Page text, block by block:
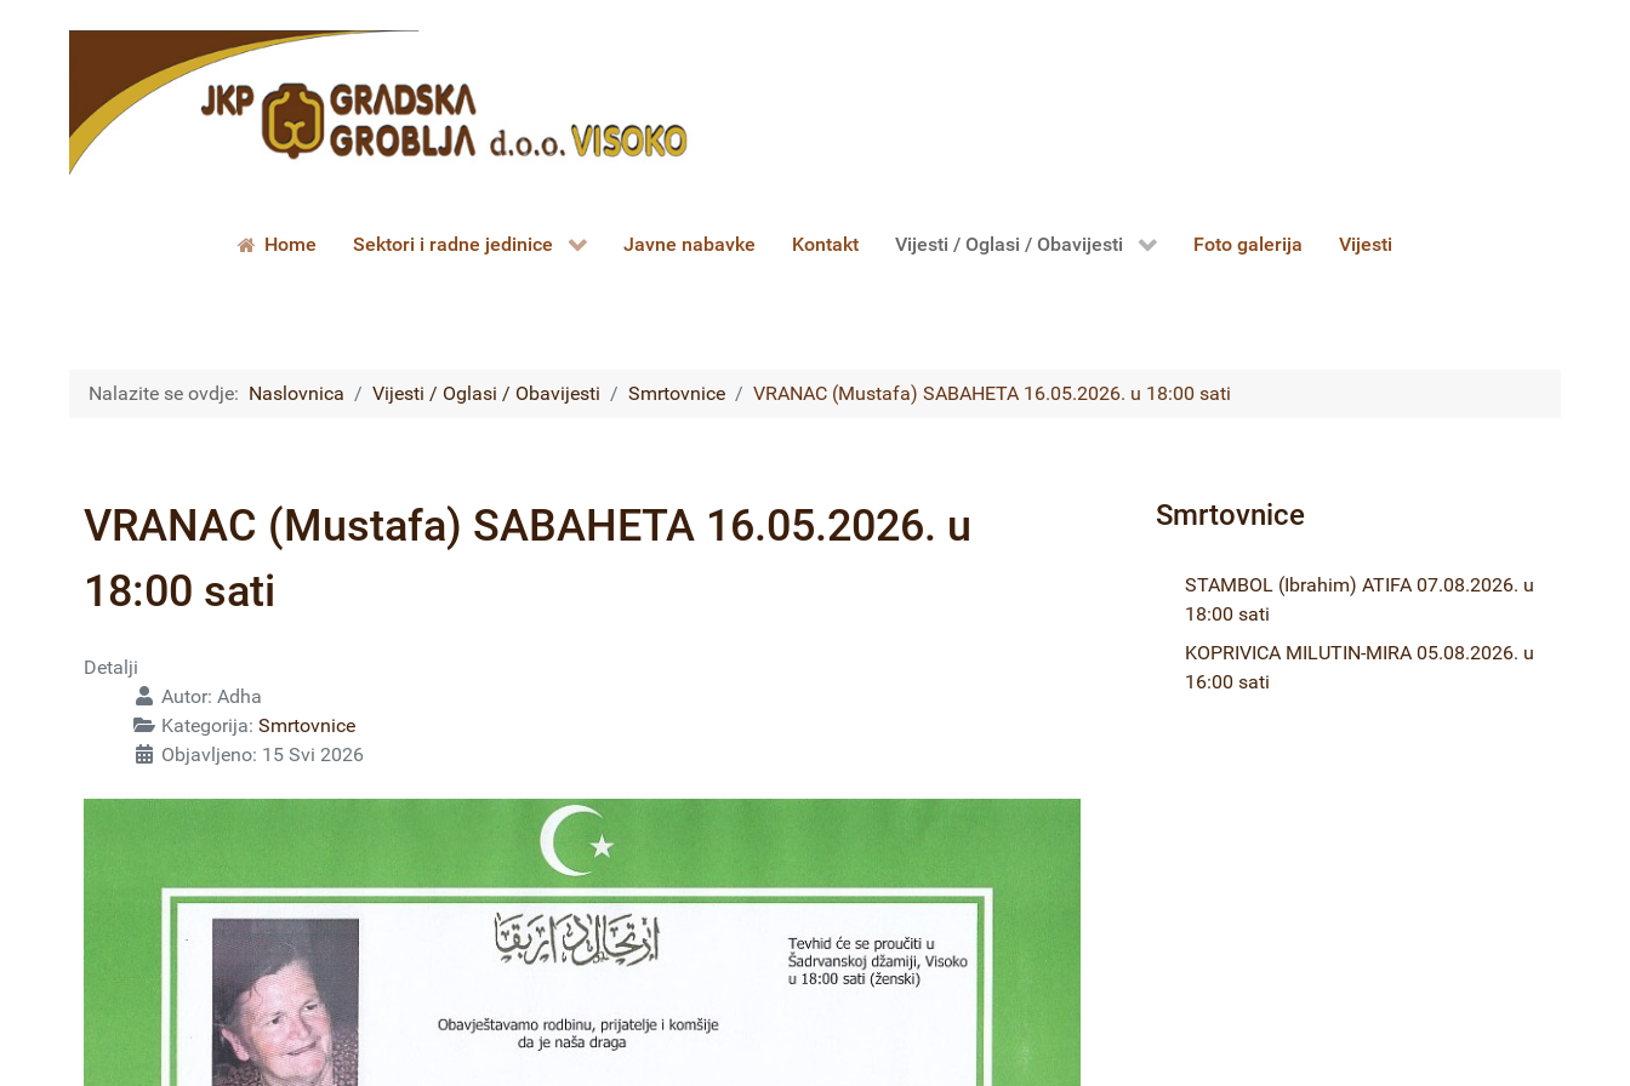
Home Sektori i radne jedinice Javne nabavke Kontakt Vijesti / Oglasi / Obavijesti Foto galerija Vijesti
Nalazite se ovdje: Naslovnica Vijesti / Oglasi / Obavijesti Smrtovnice VRANAC (Mustafa) SABAHETA 16.05.2026. u 18:00 sati
VRANAC (Mustafa) SABAHETA 16.05.2026. u
18:00 sati
Detalji
Autor: Adha
Kategorija: Smrtovnice
Objavljeno: 15 Svi 2026
Smrtovnice
STAMBOL (Ibrahim) ATIFA 07.08.2026. u
18:00 sati
KOPRIVICA MILUTIN-MIRA 05.08.2026. u
16:00 sati